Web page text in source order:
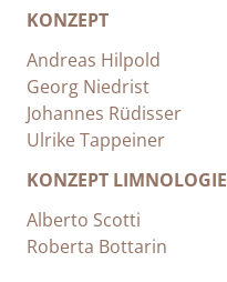
KONZEPT
Andreas Hilpold
Georg Niedrist
Johannes Rüdisser
Ulrike Tappeiner
KONZEPT LIMNOLOGIE
Alberto Scotti
Roberta Bottarin